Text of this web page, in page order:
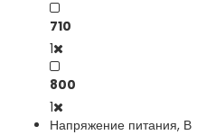
710
1
800
1
Напряжение питания, В